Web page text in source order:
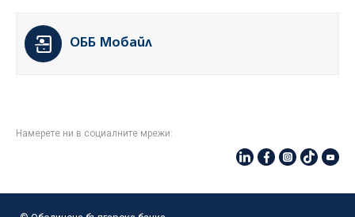
ОББ Мобайл
Намерете ни в социалните мрежи: